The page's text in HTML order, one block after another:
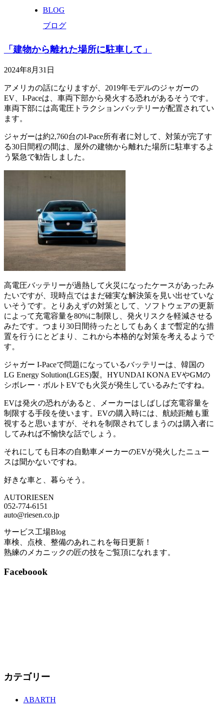
BLOG
ブログ
「建物から離れた場所に駐車して」
2024年8月31日
アメリカの話になりますが、2019年モデルのジャガーの
EV、I-Paceは、車両下部から発火する恐れがあるそうです。
車両下部には高電圧トラクションバッテリーが配置されてい
ます。
ジャガーは約2,760台のI-Pace所有者に対して、対策が完了す
る30日間程の間は、屋外の建物から離れた場所に駐車するよ
う緊急で勧告しました。
高電圧バッテリーが過熱して火災になったケースがあったみ
たいですが、現時点ではまだ確実な解決策を見い出せていな
いそうです。とりあえずの対策として、ソフトウェアの更新
によって充電容量を80%に制限し、発火リスクを軽減させる
みたです。つまり30日間待ったとしてもあくまで暫定的な措
置を行うにとどまり、これから本格的な対策を考えるようで
す。
ジャガー I-Paceで問題になっているバッテリーは、韓国の
LG Energy Solution(LGES)製。HYUNDAI KONA EVやGMの
シボレー・ボルトEVでも火災が発生しているみたですね。
EVは発火の恐れがあると、メーカーはしばしば充電容量を
制限する手段を使います。EVの購入時には、航続距離も重
視すると思いますが、それを制限されてしまうのは購入者に
してみれば不愉快な話でしょう。
それにしても日本の自動車メーカーのEVが発火したニュー
スは聞かないですね。
好きな車と、暮らそう。
AUTORIESEN
052-774-6151
auto@riesen.co.jp
サービス工場Blog
車検、点検、整備のあれこれを毎日更新！
熟練のメカニックの匠の技をご覧頂になれます。
Faceboook
カテゴリー
ABARTH